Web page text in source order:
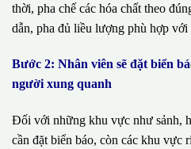
thời, pha chế các hóa chất theo
dẫn, pha đủ liều lượng phù hợp
Bước 2: Nhân viên sẽ đặt biển
người xung quanh
Đối với những khu vực như sảnh,
cần đặt biển báo, còn các khu vực